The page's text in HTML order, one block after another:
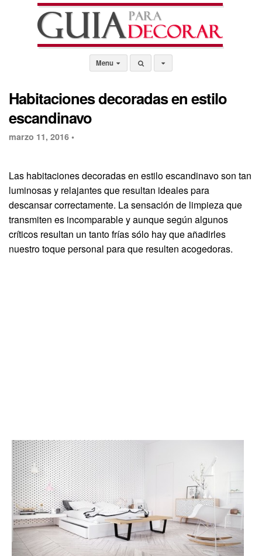
Menu
Habitaciones decoradas en estilo
escandinavo
marzo 11, 2016 •
Las habitaciones decoradas en estilo escandinavo son tan
luminosas y relajantes que resultan ideales para
descansar correctamente. La sensación de limpieza que
transmiten es incomparable y aunque según algunos
críticos resultan un tanto frías sólo hay que añadirles
nuestro toque personal para que resulten acogedoras.